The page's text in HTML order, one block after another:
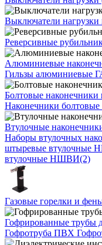
Выключатели нагрузки
Реверсивные
Алюминиевые
Гильзы алюминиевые
Болтовые наконечники
Наконечники
Втулочные
Наборы втулочных
штыревые втулочные
втулочные НШВИ(2)
Газовые горелки и
Гофрированные трубы
Гофротруба ПВХ